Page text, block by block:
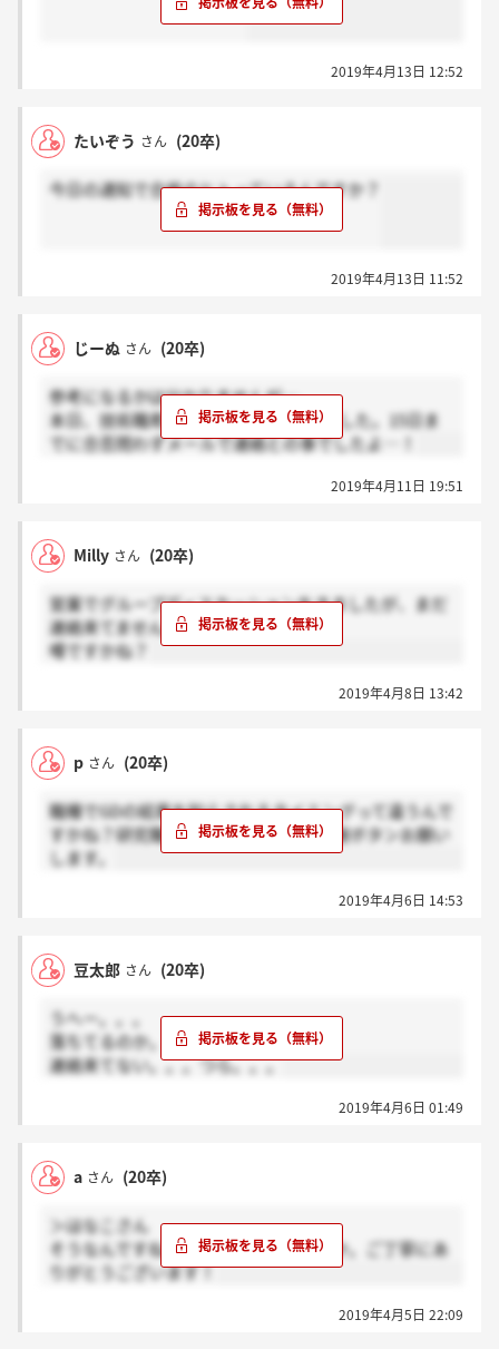
2019年4月13日 12:52
たいぞう さん (20卒)
今日の通知で合格のヒトっているんですか？
2019年4月13日 11:52
じーぬ さん (20卒)
参考になるかは分かりませんが…。
本日、技術職希望のGDに参加してきました。15日ま
でに合否問わずメールで連絡との事でしたよ…！
2019年4月11日 19:51
Milly さん (20卒)
営業でグループディスカッションをきましたが、まだ
連絡来てません。
噂ですかね？
2019年4月8日 13:42
p さん (20卒)
職種でGDの結果を知らされるタイミングって違うんで
すかね？研究職で通過連絡きた方、感謝ボタンお願い
します。
2019年4月6日 14:53
豆太郎 さん (20卒)
うへー。。。
落ちてるのか。。。
連絡来てない。。。つら。。。
2019年4月6日 01:49
a さん (20卒)
＞はなこさん
そうなんですね！噂だったのでしょうか。ご丁寧にあ
りがとうございます！
2019年4月5日 22:09